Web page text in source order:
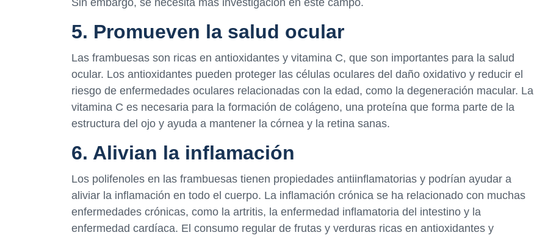
5. Promueven la salud ocular
Las frambuesas son ricas en antioxidantes y vitamina C, que son importantes para la salud
ocular. Los antioxidantes pueden proteger las células oculares del daño oxidativo y reducir el
riesgo de enfermedades oculares relacionadas con la edad, como la degeneración macular. La
vitamina C es necesaria para la formación de colágeno, una proteína que forma parte de la
estructura del ojo y ayuda a mantener la córnea y la retina sanas.
6. Alivian la inflamación
Los polifenoles en las frambuesas tienen propiedades antiinflamatorias y podrían ayudar a
aliviar la inflamación en todo el cuerpo. La inflamación crónica se ha relacionado con muchas
enfermedades crónicas, como la artritis, la enfermedad inflamatoria del intestino y la
enfermedad cardíaca. El consumo regular de frutas y verduras ricas en antioxidantes y